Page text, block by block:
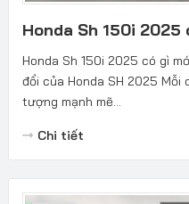
Honda Sh 150i 2025
Honda Sh 150i 2025 có gì
đổi của Honda SH 2025 Mỗi
tượng mạnh mẽ...
Chi tiết